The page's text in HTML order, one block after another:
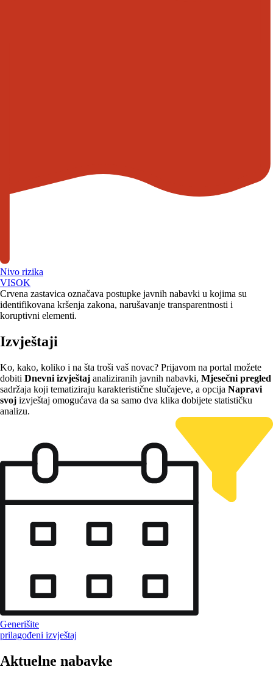
Nivo rizika
VISOK
Crvena zastavica označava postupke javnih nabavki u kojima su
identifikovana kršenja zakona, narušavanje transparentnosti i
koruptivni elementi.
Izvještaji
Ko, kako, koliko i na šta troši vaš novac? Prijavom na portal možete
dobiti Dnevni izvještaj analiziranih javnih nabavki, Mjesečni pregled
sadržaja koji tematiziraju karakteristične slučajeve, a opcija Napravi
svoj izvještaj omogućava da sa samo dva klika dobijete statističku
analizu.
Generišite
prilagođeni izvještaj
Aktuelne nabavke